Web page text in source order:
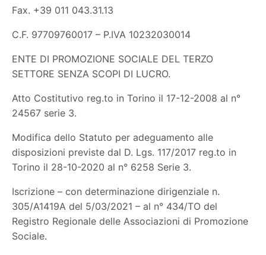
Fax. +39 011 043.31.13
C.F. 97709760017 – P.IVA 10232030014
ENTE DI PROMOZIONE SOCIALE DEL TERZO
SETTORE SENZA SCOPI DI LUCRO.
Atto Costitutivo reg.to in Torino il 17-12-2008 al n°
24567 serie 3.
Modifica dello Statuto per adeguamento alle
disposizioni previste dal D. Lgs. 117/2017 reg.to in
Torino il 28-10-2020 al n° 6258 Serie 3.
Iscrizione – con determinazione dirigenziale n.
305/A1419A del 5/03/2021 – al n° 434/TO del
Registro Regionale delle Associazioni di Promozione
Sociale.